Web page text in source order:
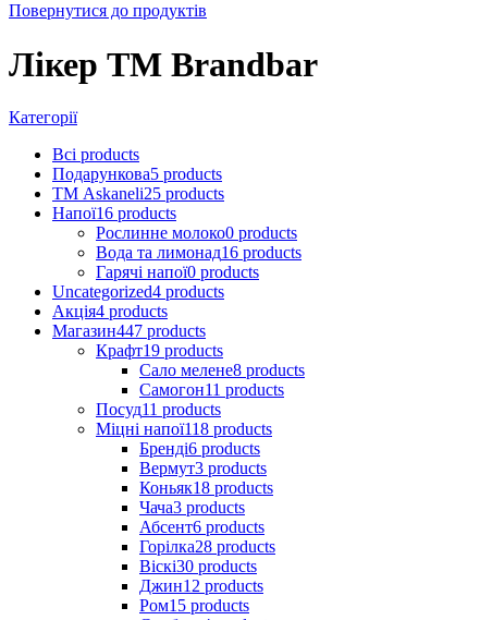
Повернутися до продуктів
Лікер ТМ Brandbar
Категорії
Всі products
Подарункова5 products
ТМ Askaneli25 products
Напої16 products
Рослинне молоко0 products
Вода та лимонад16 products
Гарячі напої0 products
Uncategorized4 products
Акція4 products
Магазин447 products
Крафт19 products
Сало мелене8 products
Самогон11 products
Посуд11 products
Міцні напої118 products
Бренді6 products
Вермут3 products
Коньяк18 products
Чача3 products
Абсент6 products
Горілка28 products
Віскі30 products
Джин12 products
Ром15 products